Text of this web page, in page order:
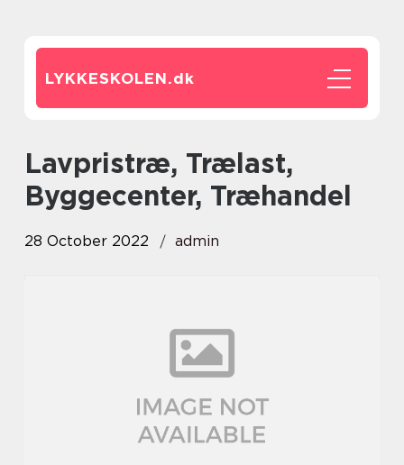
LYKKESKOLEN.dk
Lavpristræ, Trælast,
Byggecenter, Træhandel
28 October 2022 admin